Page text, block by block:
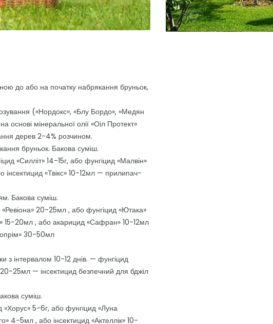
до або на початку набрякання бруньок,
(«Нордокс», «Блу Бордо», «Медян
основі мінеральної олії «Оіл Протект»
дерев 2-4% розчином.
бруньок. Бакова суміш.
«Силліт» 14-15г, або фунгіцид «Малвін»
«Твікс» 10-12мл — прилипач-
Бакова суміш.
20-25мл , або фунгіцид «Ютака»
15-20мл , або акарицид «Сафран» 10-12мл
30-50мл
з інтервалом 10-12 днів. — фунгіцид
20-25мл — інсектицид безпечний для бджіл
суміш.
5-6г, або фунгіцид «Луна
4-5мл , або інсектицид «Актеллік» 10-